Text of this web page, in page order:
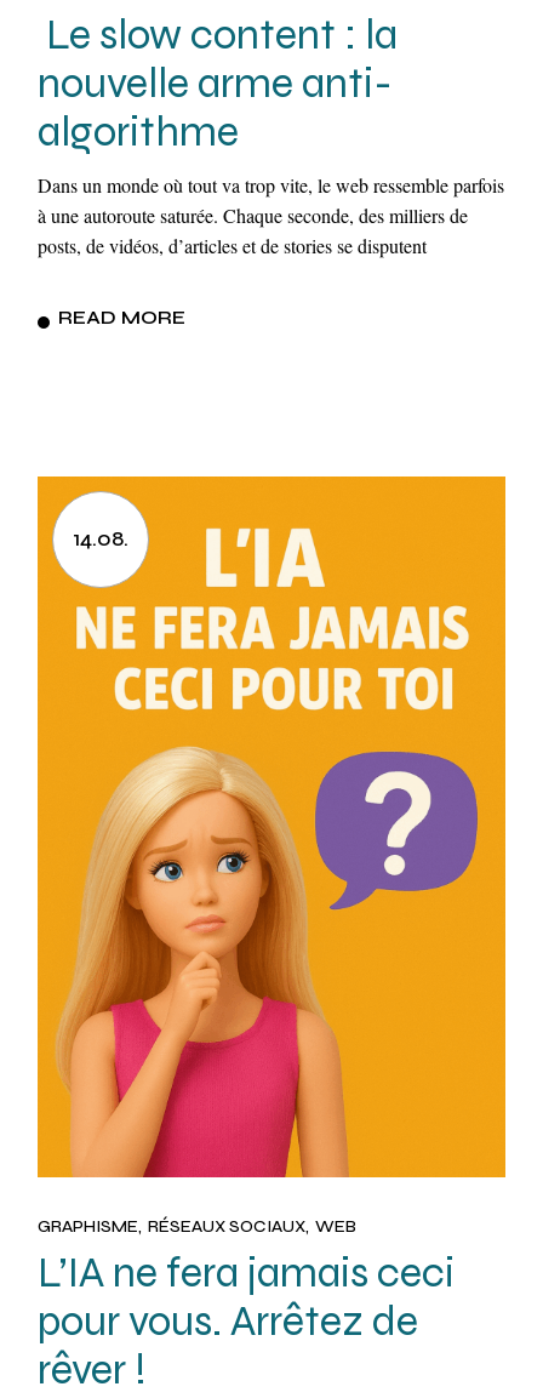
Le slow content : la
nouvelle arme anti-
algorithme
Dans un monde où tout va trop vite, le web ressemble parfois
à une autoroute saturée. Chaque seconde, des milliers de
posts, de vidéos, d’articles et de stories se disputent
READ MORE
14.08.
GRAPHISME RÉSEAUX SOCIAUX WEB
L’IA ne fera jamais ceci
pour vous. Arrêtez de
rêver !